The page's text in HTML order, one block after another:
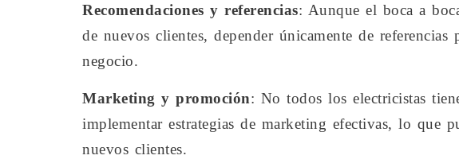
Recomendaciones y referencias: Aunque el boca a
de nuevos clientes, depender únicamente de
negocio.
Marketing y promoción: No todos los electricistas
implementar estrategias de marketing efectivas, lo que
nuevos clientes.